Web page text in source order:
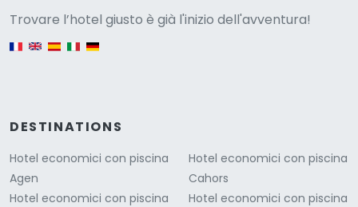
Trovare l’hotel giusto è già l'inizio dell'avventura!
DESTINATIONS
Hotel economici con piscina
Agen
Hotel economici con piscina
Hotel economici con piscina
Cahors
Hotel economici con piscina